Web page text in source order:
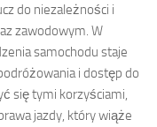
do niezależności i
zawodowym. W
samochodu staje
i dostęp do
się tymi korzyściami,
jazdy, który wiąże